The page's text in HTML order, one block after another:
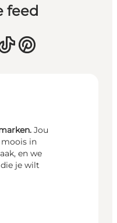
feed
Jou
in
en we
je wilt